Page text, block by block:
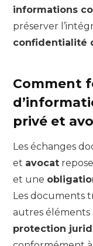
informations
préserver
confidentialité
Comment
privé et
Les échanges
et avocat
et une
Les documents
autres éléments
protection